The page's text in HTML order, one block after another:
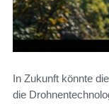
In Zukunft könnte
die